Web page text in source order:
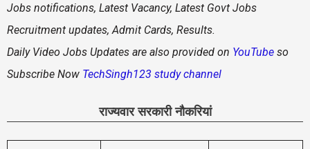
Jobs notifications, Latest Vacancy, Latest Govt Jobs
Recruitment updates, Admit Cards, Results.
Daily Video Jobs Updates are also provided on YouTube so
Subscribe Now TechSingh123 study channel
राज्यवार सरकारी नौकरियां